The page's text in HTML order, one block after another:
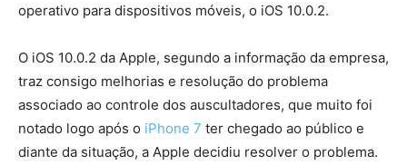
operativo para dispositivos móveis, o iOS 10.0.2.
O iOS 10.0.2 da Apple, segundo a informação da empresa,
traz consigo melhorias e resolução do problema
associado ao controle dos auscultadores, que muito foi
notado logo após o iPhone 7 ter chegado ao público e
diante da situação, a Apple decidiu resolver o problema.